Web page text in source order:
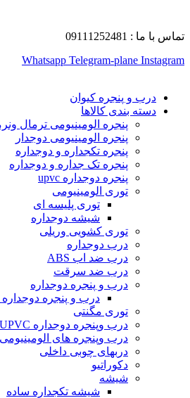
تماس با ما : 09111252481
Whatsapp Telegram-plane Instagram
درب و پنجره کیوان
دسته بندی کالاها
پنجره الومینیومی ترمال
پنجره الومینیومی دوجدار
پنجره تکجداره و دوجداره
پنجره تک جداره و دوجداره
پنجره دوجداره upvc
توری الومینیومی
توری پلیسه ای
شیشه دوجداره
توری کشویی وریلی
درب دوجداره
درب ضد اب ABS
درب ضد سرقت
درب و پنجره دوجداره
درب و پنجره
توری مگنتی
درب وپنجره دوجداره UPVCوینتک
درب وپنجره های الومینیومی
دربهای چوبی داخلی
دکوراتیو
شیشه
شیشه تکجداره ساده